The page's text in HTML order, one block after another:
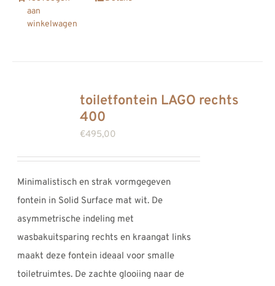
aan
winkelwagen
toiletfontein LAGO rechts
400
€495,00
Minimalistisch en strak vormgegeven
fontein in Solid Surface mat wit. De
asymmetrische indeling met
wasbakuitsparing rechts en kraangat links
maakt deze fontein ideaal voor smalle
toiletruimtes. De zachte glooiing naar de